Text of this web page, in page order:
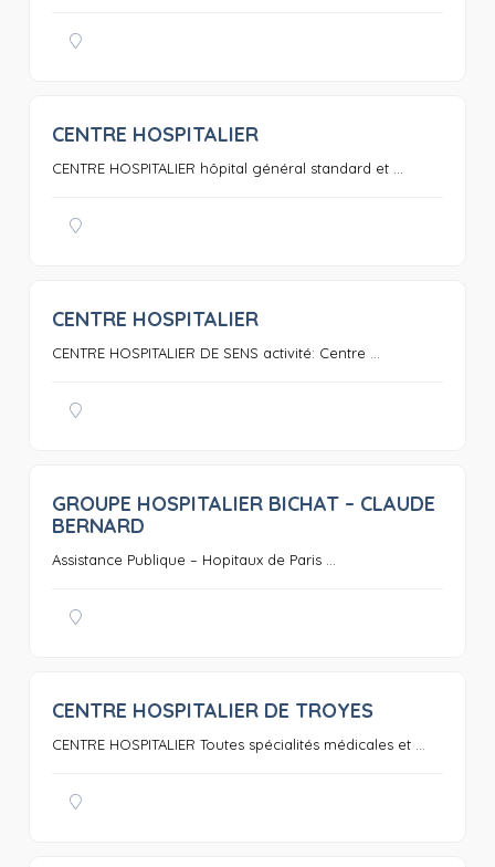
CENTRE HOSPITALIER
CENTRE HOSPITALIER hôpital général standard et ...
CENTRE HOSPITALIER
CENTRE HOSPITALIER DE SENS activité: Centre ...
0
GROUPE HOSPITALIER BICHAT – CLAUDE
BERNARD
Assistance Publique – Hopitaux de Paris ...
CENTRE HOSPITALIER DE TROYES
CENTRE HOSPITALIER Toutes spécialités médicales et ...